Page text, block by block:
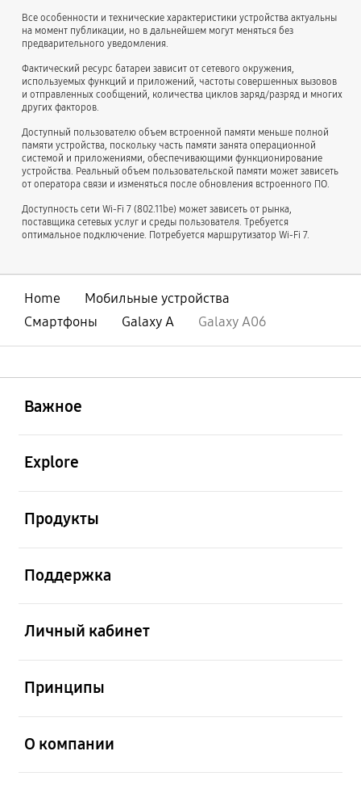
Все особенности и технические характеристики устройства актуальны
на момент публикации, но в дальнейшем могут меняться без
предварительного уведомления.
Фактический ресурс батареи зависит от сетевого окружения,
используемых функций и приложений, частоты совершенных вызовов
и отправленных сообщений, количества циклов заряд/разряд и многих
других факторов.
Доступный пользователю объем встроенной памяти меньше полной
памяти устройства, поскольку часть памяти занята операционной
системой и приложениями, обеспечивающими функционирование
устройства. Реальный объем пользовательской памяти может зависеть
от оператора связи и изменяться после обновления встроенного ПО.
Доступность сети Wi-Fi 7 (802.11be) может зависеть от рынка,
поставщика сетевых услуг и среды пользователя. Требуется
оптимальное подключение. Потребуется маршрутизатор Wi-Fi 7.
Home
Мобильные устройства
Смартфоны
Galaxy A Galaxy A06
Важное
Explore
Продукты
Поддержка
Личный кабинет
Принципы
О компании